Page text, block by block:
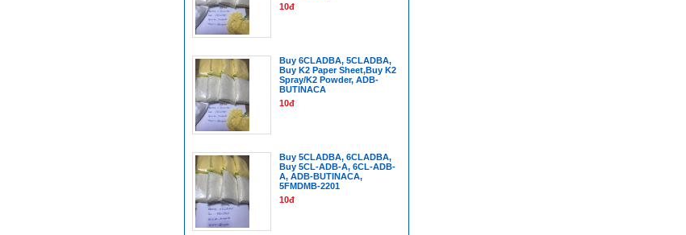
10đ
Buy 6CLADBA, 5CLADBA,
Buy K2 Paper Sheet,Buy K2
Spray/K2 Powder, ADB-
BUTINACA
10đ
Buy 5CLADBA, 6CLADBA,
Buy 5CL-ADB-A, 6CL-ADB-
A, ADB-BUTINACA,
5FMDMB-2201
10đ